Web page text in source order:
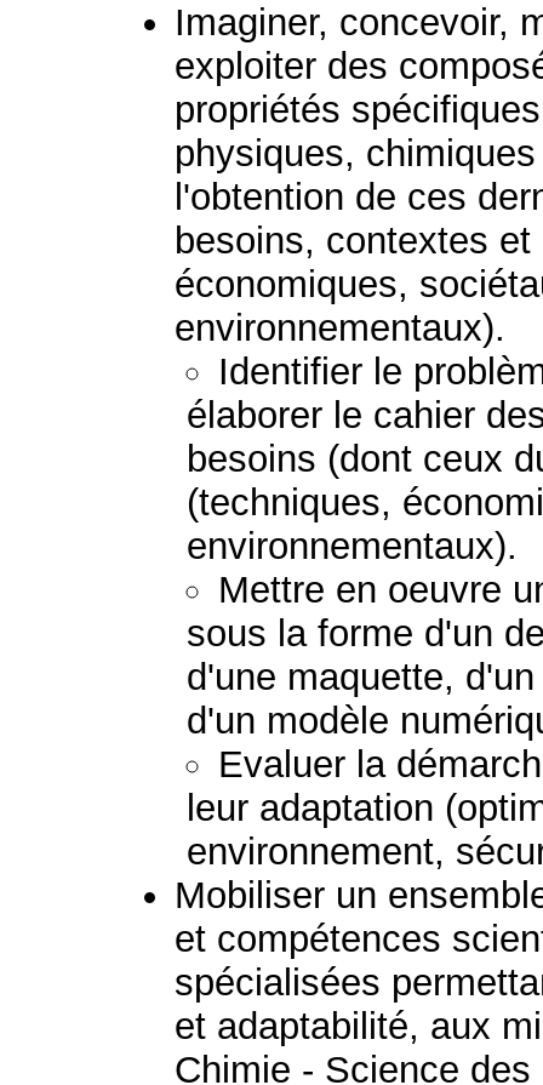
Imaginer, concevoir,
exploiter des
propriétés
physiques,
l'obtention de ces
besoins, contextes
économiques,
environnementaux).
Identifier le
élaborer le cahier
besoins (dont ceux
(techniques,
environnementaux).
Mettre en oeuvre
sous la forme d'un
d'une maquette,
d'un modèle
Evaluer la
leur adaptation
environnement,
Mobiliser un
et compétences
spécialisées
et adaptabilité, aux
Chimie - Science